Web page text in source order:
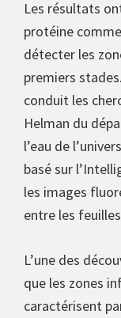
Les résultats
protéine
détecter les
premiers
conduit les
Helman du
l’eau de
basé sur
les images
entre les
L’une des
que les zones
caractérisent